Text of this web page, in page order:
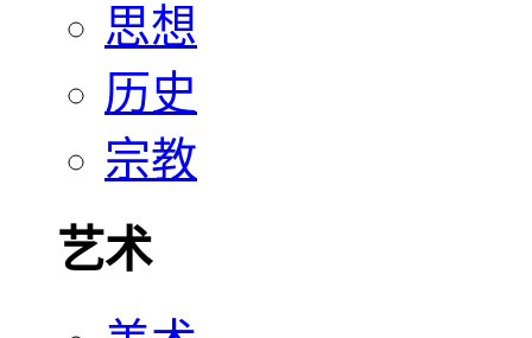
思想
历史
宗教
艺术